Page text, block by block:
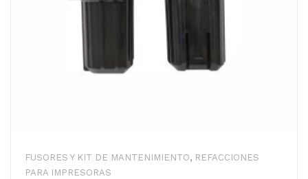
FUSORES Y KIT DE MANTENIMIENTO, REFACCIONES
PARA IMPRESORAS